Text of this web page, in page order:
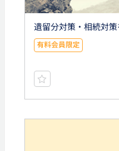
遺留分対策・相続対
有料会員限定